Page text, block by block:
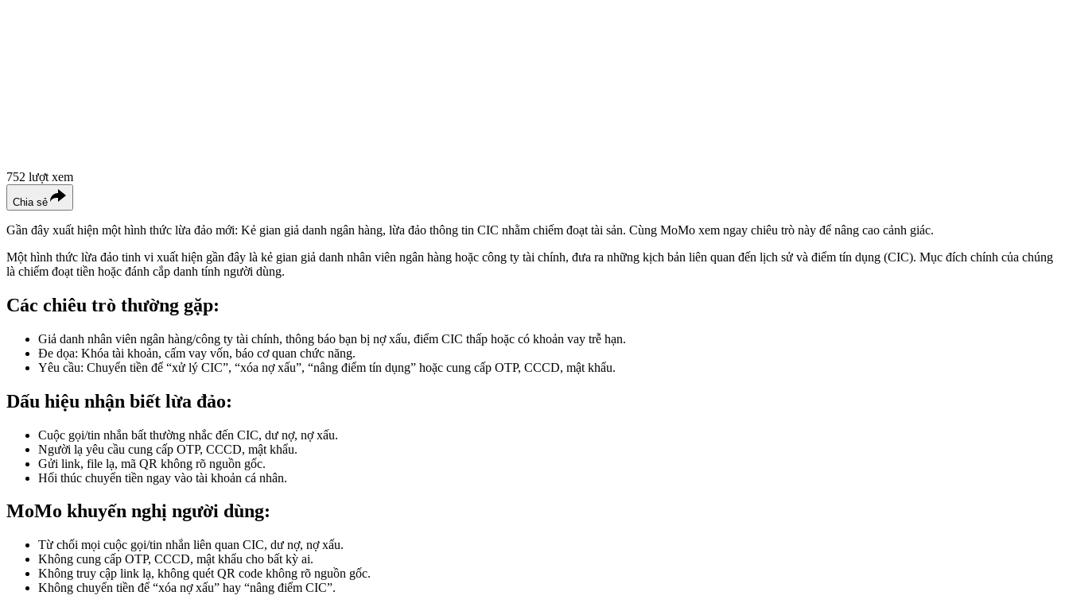
752 lượt xem
Chia sẻ
Gần đây xuất hiện một hình thức lừa đảo mới: Kẻ gian giả danh ngân hàng, lừa đảo thông tin CIC nhằm chiếm đoạt tài sản. Cùng MoMo xem ngay chiêu trò này để nâng cao cảnh giác.
Một hình thức lừa đảo tinh vi xuất hiện gần đây là kẻ gian giả danh nhân viên ngân hàng hoặc công ty tài chính, đưa ra những kịch bản liên quan đến lịch sử và điểm tín dụng (CIC). Mục đích chính của chúng
là chiếm đoạt tiền hoặc đánh cắp danh tính người dùng.
Các chiêu trò thường gặp:
Giả danh nhân viên ngân hàng/công ty tài chính, thông báo bạn bị nợ xấu, điểm CIC thấp hoặc có khoản vay trễ hạn.
Đe dọa: Khóa tài khoản, cấm vay vốn, báo cơ quan chức năng.
Yêu cầu: Chuyển tiền để “xử lý CIC”, “xóa nợ xấu”, “nâng điểm tín dụng” hoặc cung cấp OTP, CCCD, mật khẩu.
Dấu hiệu nhận biết lừa đảo:
Cuộc gọi/tin nhắn bất thường nhắc đến CIC, dư nợ, nợ xấu.
Người lạ yêu cầu cung cấp OTP, CCCD, mật khẩu.
Gửi link, file lạ, mã QR không rõ nguồn gốc.
Hối thúc chuyển tiền ngay vào tài khoản cá nhân.
MoMo khuyến nghị người dùng:
Từ chối mọi cuộc gọi/tin nhắn liên quan CIC, dư nợ, nợ xấu.
Không cung cấp OTP, CCCD, mật khẩu cho bất kỳ ai.
Không truy cập link lạ, không quét QR code không rõ nguồn gốc.
Không chuyển tiền để “xóa nợ xấu” hay “nâng điểm CIC”.